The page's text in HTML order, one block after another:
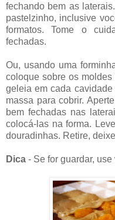
fechando bem as
pastelzinho, inclusive
formatos. Tome o
fechadas.
Ou, usando uma
coloque sobre os
geleia em cada
massa para cobrir.
bem fechadas nas
colocá-las na forma.
douradinhas. Retire,
Dica - Se for guardar,